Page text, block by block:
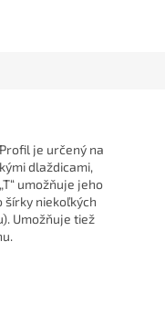
je určený na
dlaždicami,
umožňuje jeho
šírky niekoľkých
Umožňuje tiež